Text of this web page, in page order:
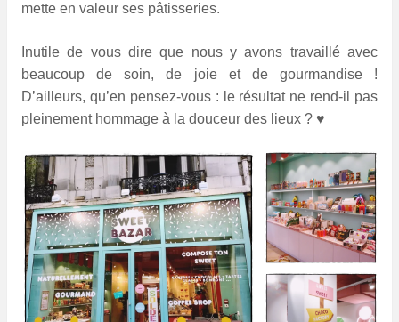
mette en valeur ses pâtisseries.
Inutile de vous dire que nous y avons travaillé avec
beaucoup de soin, de joie et de gourmandise !
D’ailleurs, qu’en pensez-vous : le résultat ne rend-il pas
pleinement hommage à la douceur des lieux ? ♥